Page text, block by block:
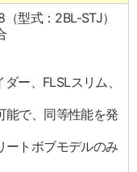
型式：2BL-STJ）
ー、FLSLスリム、
能で、同等性能を発
ートボブモデルのみ